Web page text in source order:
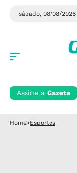
sábado, 08/08/2026
Assine a Gazeta
Home>Esportes